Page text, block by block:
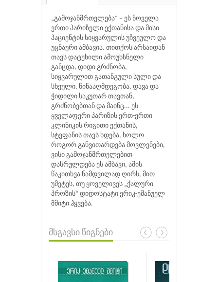
„გამოჯანმრთელება“ − ეს ნოველა
ერთი პარიზელი ექთანისა და მისი
პაციენტის სიყვარულის უჩვეულო და
უცნაური ამბავია. თითქოს არსაიდან
თავს დატეხილი ამოუხსნელი
განცდა, დიდი გრძნობა,
სიყვარულით გათანგული სული და
სხეული, წინააღმდეგობა, დავა და
ჭიდილი საკუთარ თავთან,
გრძნობებთან და მაინც... ეს
ყველაფერი პარიზის ერთ-ერთი
კლინიკის რიგითი ექთანის,
სტეფანის თავს ხდება, ხოლო
როგორ განვითარდება მოვლენები,
ვისი გამოჯანმრთელებით
დასრულდება ეს ამბავი, ამის
წაკითხვა ნამდვილად ღირს, მით
უმეტეს, თუ ყოველივეს „ქალური
პროზის“ დიდოსტატი ერიკ-ემანუელ
შმიტი ჰყვება.
მსგავსი წიგნები